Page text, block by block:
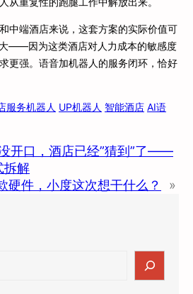
中端酒店来说，这套方案的实际价值可
——因为这类酒店对人力成本的敏感度
更强。语音加机器人的服务闭环，恰好
服务机器人 UP机器人 智能酒店 AI语
开口，酒店已经”猜到”了——
拆解
硬件，小度这次想干什么？ »